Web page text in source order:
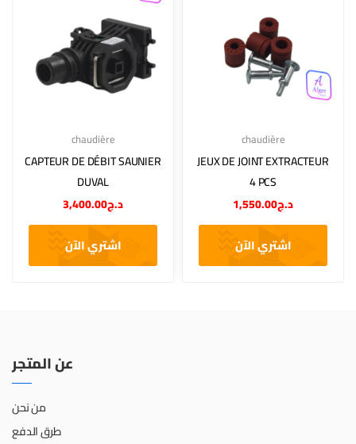
chaudière
CAPTEUR DE DÉBIT SAUNIER
DUVAL
د.ج3,400.00
اشتري الآن
chaudière
JEUX DE JOINT EXTRACTEUR
4 PCS
د.ج1,550.00
اشتري الآن
عن المتجر
من نحن
طرق الدفع